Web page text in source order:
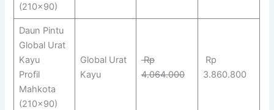
(210×90)
Daun Pintu
Global Urat
Kayu
Profil
Mahkota
(210×90)
Global Urat
Kayu
Rp
4.064.000
Rp
3.860.800